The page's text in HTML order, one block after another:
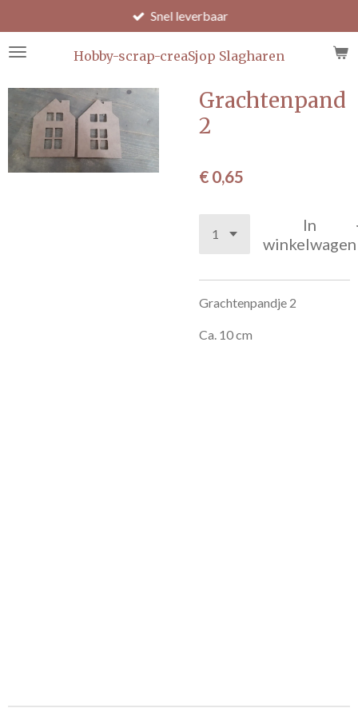
direct
naar
hoofdinhoud
Hobby-scrap-creaSjop Slagharen
Snel leverbaar
Grachtenpand
2
€ 0,65
In
winkelwagen
Grachtenpandje 2
Ca. 10 cm